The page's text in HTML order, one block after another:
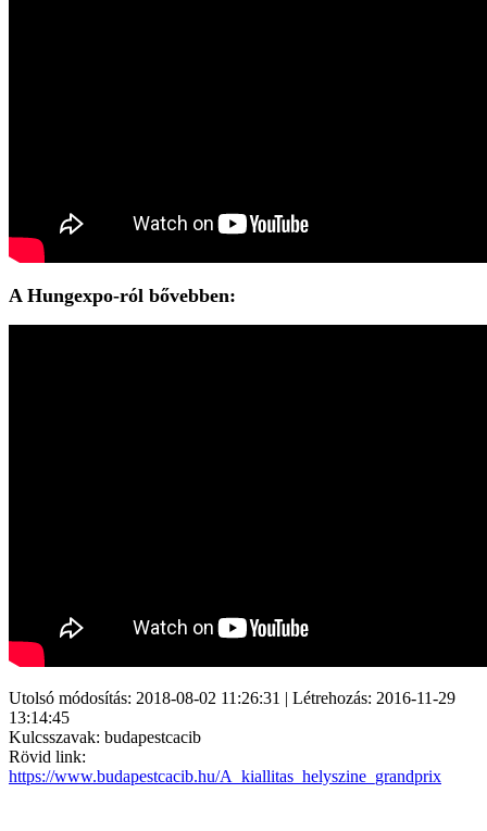
A Hungexpo-ról bővebben:
Utolsó módosítás: 2018-08-02 11:26:31 | Létrehozás: 2016-11-29
13:14:45
Kulcsszavak: budapestcacib
Rövid link:
https://www.budapestcacib.hu/A_kiallitas_helyszine_grandprix